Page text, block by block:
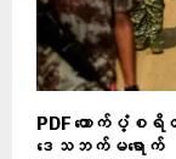
PDF ထောက်ပံ့စရိ
ဒေသဘက်မရောက်